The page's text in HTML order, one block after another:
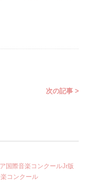
次の記事 >
国際音楽コンクールJr版
コンクール